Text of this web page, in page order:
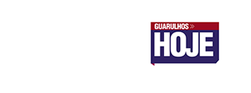
Guarulhos
Hoje